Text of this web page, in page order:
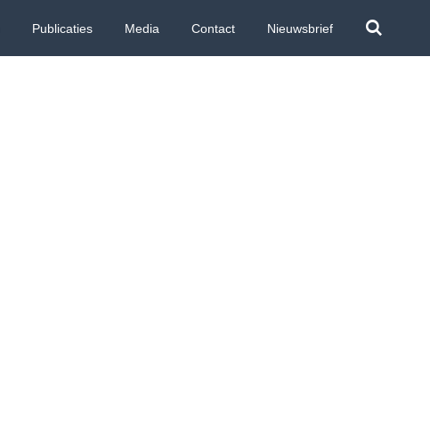
Publicaties Media Contact Nieuwsbrief